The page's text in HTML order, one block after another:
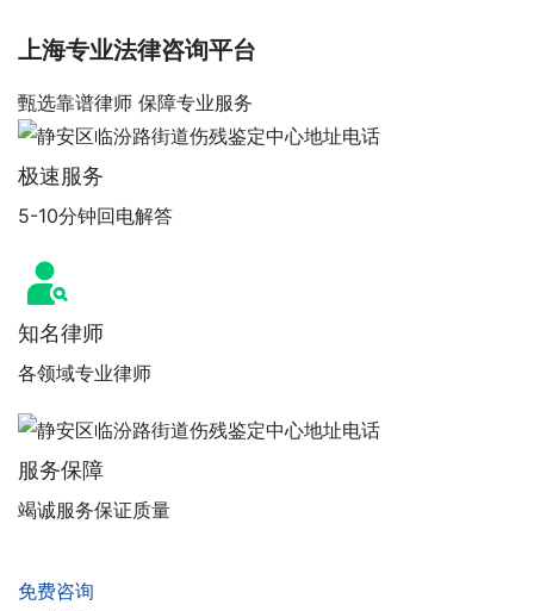
上海专业法律咨询平台
甄选靠谱律师 保障专业服务
极速服务
5-10分钟回电解答
知名律师
各领域专业律师
服务保障
竭诚服务保证质量
免费咨询